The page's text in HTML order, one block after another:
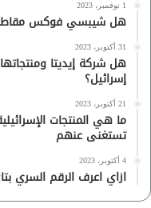
1 نوفمبر، 2023
هل شيبسي فوكس
31 أكتوبر، 2023
هل شركة إيديتا
إسرائيل؟
21 أكتوبر، 2023
تستغنى عنهم
4 أكتوبر، 2023
ازاي اعرف الرقم السري